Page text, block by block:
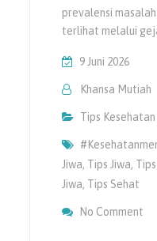
prevalensi
terlihat melalui
9 Juni 2026
Khansa Mutiah
Tips Kesehatan
Jiwa, Tips Jiwa,
Jiwa, Tips Sehat
No Comment